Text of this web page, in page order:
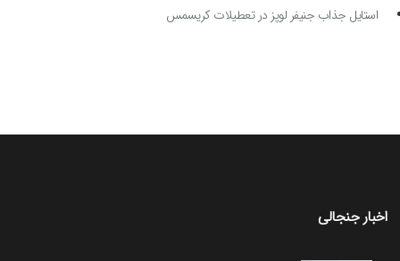
استایل جذاب جنیفر لوپز در تعطیلات کریسمس
اخبار جنجالی